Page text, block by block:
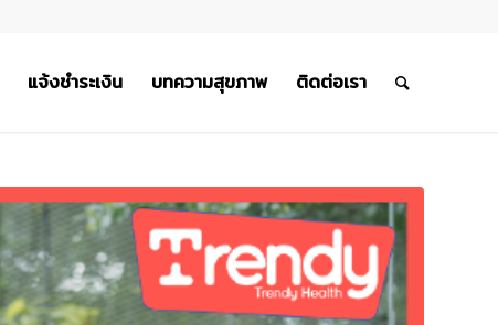
แจ้งชำระเงิน บทความสุขภาพ ติดต่อเรา